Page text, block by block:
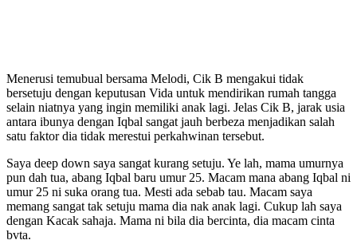
Menerusi temubual bersama Melodi, Cik B mengakui tidak
bersetuju dengan keputusan Vida untuk mendirikan rumah tangga
selain niatnya yang ingin memiliki anak lagi. Jelas Cik B, jarak usia
antara ibunya dengan Iqbal sangat jauh berbeza menjadikan salah
satu faktor dia tidak merestui perkahwinan tersebut.
Saya deep down saya sangat kurang setuju. Ye lah, mama umurnya
pun dah tua, abang Iqbal baru umur 25. Macam mana abang Iqbal ni
umur 25 ni suka orang tua. Mesti ada sebab tau. Macam saya
memang sangat tak setuju mama dia nak anak lagi. Cukup lah saya
dengan Kacak sahaja. Mama ni bila dia bercinta, dia macam cinta
bvta.